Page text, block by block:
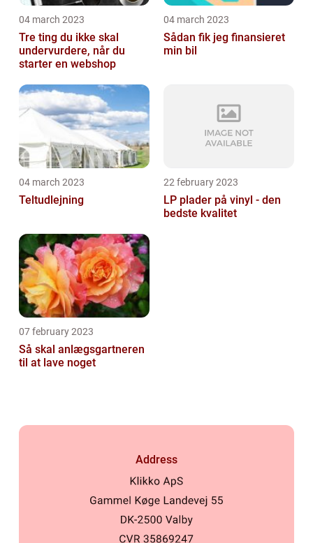
04 march 2023
Tre ting du ikke skal
undervurdere, når du
starter en webshop
04 march 2023
Sådan fik jeg finansieret
min bil
04 march 2023
Teltudlejning
22 february 2023
LP plader på vinyl - den
bedste kvalitet
07 february 2023
Så skal anlægsgartneren
til at lave noget
Address